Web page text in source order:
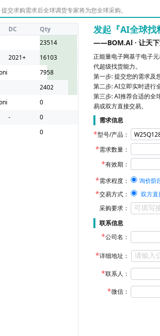
交求购需求后全球调货专家将为您全球采购。
DC
Qty
23514
2021+
16103
Corp
7958
2402
Corp
0
-
0
0
发起『AI全球找
——BOM.Al · 让天下
正能量电子网基于电子
代超级找货能力。
第一步: 提交您的需求及
第二步: AI立即实时进行
第三步: AI推荐合适的全
易或双方直接交易。
需求信息
型号/产品：
需求数量：
有效期：
需求程度：
询价阶
交易方式：
双方
采购要求：
联系信息
公司名：
详细地址：
联系人：
微信：